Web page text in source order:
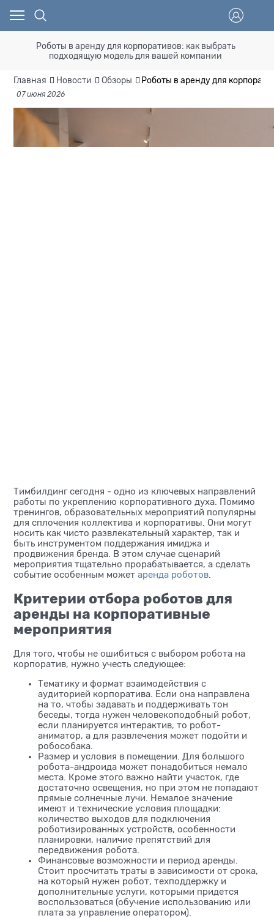
Роботы в аренду для корпоративов: как выбрать
подходящую модель для вашей компании
Главная Новости Обзоры Роботы в аренду для
07 июня 2026
Тимбилдинг сегодня - одно из ключевых направлений
работы по укреплению корпоративного духа. Помимо
тренингов, образовательных мероприятий популярны
для сплочения коллектива и корпоративы. Они могут
носить как чисто развлекательный характер, так и
быть инструментом поддержания имиджа и
продвижения бренда. В этом случае сценарий
мероприятия тщательно прорабатывается, а сделать
событие особенным может аренда роботов
Критерии отбора роботов для
аренды на корпоративные
мероприятия
Для того, чтобы не ошибиться с выбором робота на
корпоратив, нужно учесть следующее:
Тематику и формат взаимодействия с
аудиторией корпоратива. Если она направлена
на то, чтобы задавать и поддерживать тон
беседы, тогда нужен человекоподобный робот,
если планируется интерактив, то робот-
аниматор, а для развлечения может подойти и
робособака.
Размер и условия в помещении. Для большого
робота-андроида может понадобиться немало
места. Кроме этого важно найти участок, где
достаточно освещения, но при этом не попадают
прямые солнечные лучи. Немалое значение
имеют и технические условия площадки:
количество выходов для подключения
роботизированных устройств, особенности
планировки, наличие препятствий для
передвижения робота.
Финансовые возможности и период аренды.
Стоит просчитать траты в зависимости от срока,
на который нужен робот, техподдержку и
дополнительные услуги, которыми придется
воспользоваться (обучение использованию или
плата за управление оператором).